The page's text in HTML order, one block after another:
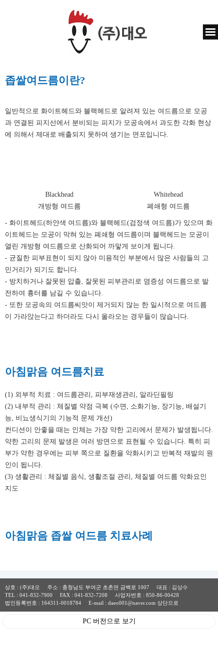
좁쌀여드름이란?
일반적으로 화이트헤드와 블랙헤드로 알려져 있는 여드름으로 모공
과 연결된 피지선에서 분비되는 피지가 모공속에서 과도한 각화 현상
에 의해서 제대로 배출되지 못하여 생기는 면포입니다.
Blackhead
개방형 여드름
Whitehead
폐쇄형 여드름
- 화이트헤드(하얀색 여드름)와 블랙헤드(검정색 여드름)가 있으며 화
이트헤드는 모공이 막혀 있는 폐쇄형 여드름이며 블랙헤드는 모공이
열린 개방형 여드름으로 산화되어 까맣게 보이게 됩니다.
- 균질한 피부표현이 되지 않아 미용적인 부분에서 많은 사람들의 고
민거리가 되기도 합니다.
- 방치하거나 잘못된 압출, 잘못된 피부관리로 염증성 여드름으로 발
전하여 흉터를 남길 수 있습니다.
- 또한 모공속의 여드름씨앗이 제거되지 않는 한 일시적으로 여드름
이 가라앉는다고 하더라도 다시 올라오는 경우들이 많습니다.
아침맑음 여드름치료
(1) 외부적 치료 : 여드름관리, 피부재생관리, 알라딘필링
(2) 내부적 관리 : 체질별 약점 극복 (수면, 소화기능, 장기능, 배설기
능, 비뇨생식기의 기능적 문제 개선)
컨디션이 안좋을 때는 인체는 가장 약한 고리에서 문제가 발생됩니다.
약한 고리의 문제 발생은 여러 방면으로 표현될 수 있습니다. 특히 피
부가 약한 경우에는 피부 쪽으로 질환을 악화시키고 반복적 재발의 원
인이 됩니다.
(3) 생활관리 : 체질별 음식, 생활조절 관리, 체질별 여드름 악화요인
지도
아침맑음 좁쌀 여드름 치료사례
상호 : (주)대오 주소 : 충청남도 부여군 초촌면 금백로 1007 대표 : 김상수
TEL : 041-832-7900 FAX : 041-832-7208 사업자번호 : 850-86-00428
법인등록번호 : 164311-0018784 E-mail : daeo001@naver.com 상단으로
PC 버전으로 보기